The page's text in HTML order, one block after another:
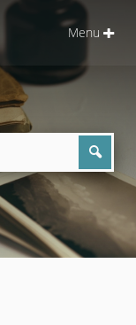
Menu